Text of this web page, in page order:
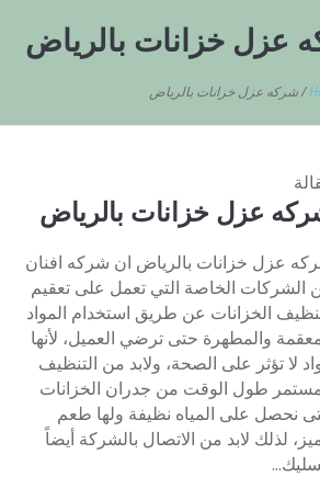
عزل خزانات بالرياض
/شركه عزل خزانات بالرياض
عزل خزانات بالرياض
عزل خزانات بالرياض ان شركه افنان
الشركات الخاصة التي تعمل على تعقيم
الخزانات عن طريق استخدام المواد
والمطهرة حتى ترضي العميل، لأنها
لا تؤثر على الصحة، ولابد من التنظيف
طول الوقت من جدران الخزانات
نحصل على المياه نظيفة ولها طعم
لذلك لابد من الاتصال بالشركة أيضاً